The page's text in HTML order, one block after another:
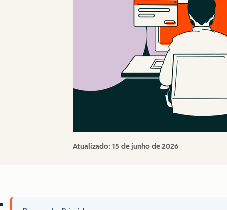
Atualizado: 15 de junho de 2026